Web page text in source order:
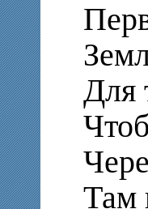
Для
Там